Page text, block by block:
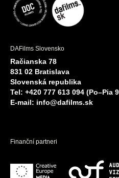
DAFilms Slovensko
Račianska 78
831 02 Bratislava
Slovenská republika
Tel: +420 777 613 094 (Po–Pia
E-mail: info@dafilms.sk
Finanční partneri